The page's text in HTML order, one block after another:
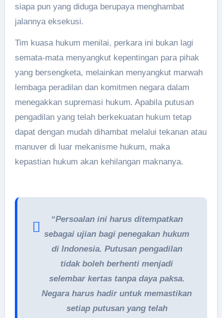
siapa pun yang diduga berupaya menghambat
jalannya eksekusi.
Tim kuasa hukum menilai, perkara ini bukan lagi
semata-mata menyangkut kepentingan para pihak
yang bersengketa, melainkan menyangkut marwah
lembaga peradilan dan komitmen negara dalam
menegakkan supremasi hukum. Apabila putusan
pengadilan yang telah berkekuatan hukum tetap
dapat dengan mudah dihambat melalui tekanan atau
manuver di luar mekanisme hukum, maka
kepastian hukum akan kehilangan maknanya.
“Persoalan ini harus ditempatkan
sebagai ujian bagi penegakan hukum
di Indonesia. Putusan pengadilan
tidak boleh berhenti menjadi
selembar kertas tanpa daya paksa.
Negara harus hadir untuk memastikan
setiap putusan yang telah